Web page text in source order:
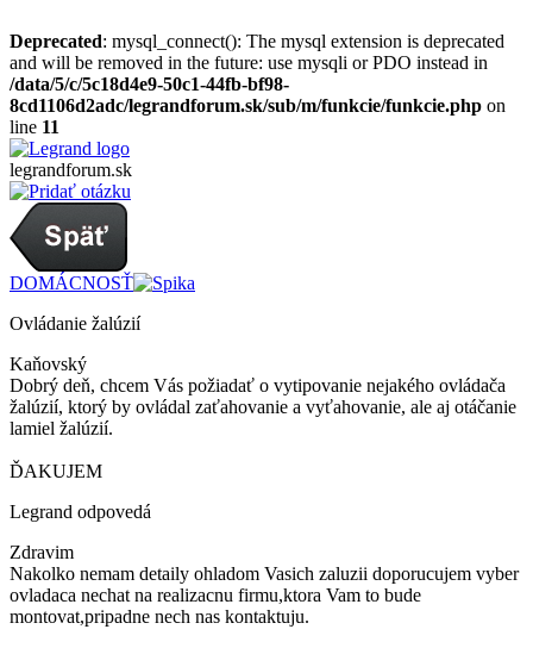
Deprecated: mysql_connect(): The mysql extension is deprecated
and will be removed in the future: use mysqli or PDO instead in
/data/5/c/5c18d4e9-50c1-44fb-bf98-
8cd1106d2adc/legrandforum.sk/sub/m/funkcie/funkcie.php on
line 11
legrandforum.sk
DOMÁCNOSŤ
Ovládanie žalúzií
Kaňovský
Dobrý deň, chcem Vás požiadať o vytipovanie nejakého ovládača
žalúzií, ktorý by ovládal zaťahovanie a vyťahovanie, ale aj otáčanie
lamiel žalúzií.
ĎAKUJEM
Legrand odpovedá
Zdravim
Nakolko nemam detaily ohladom Vasich zaluzii doporucujem vyber
ovladaca nechat na realizacnu firmu,ktora Vam to bude
montovat,pripadne nech nas kontaktuju.